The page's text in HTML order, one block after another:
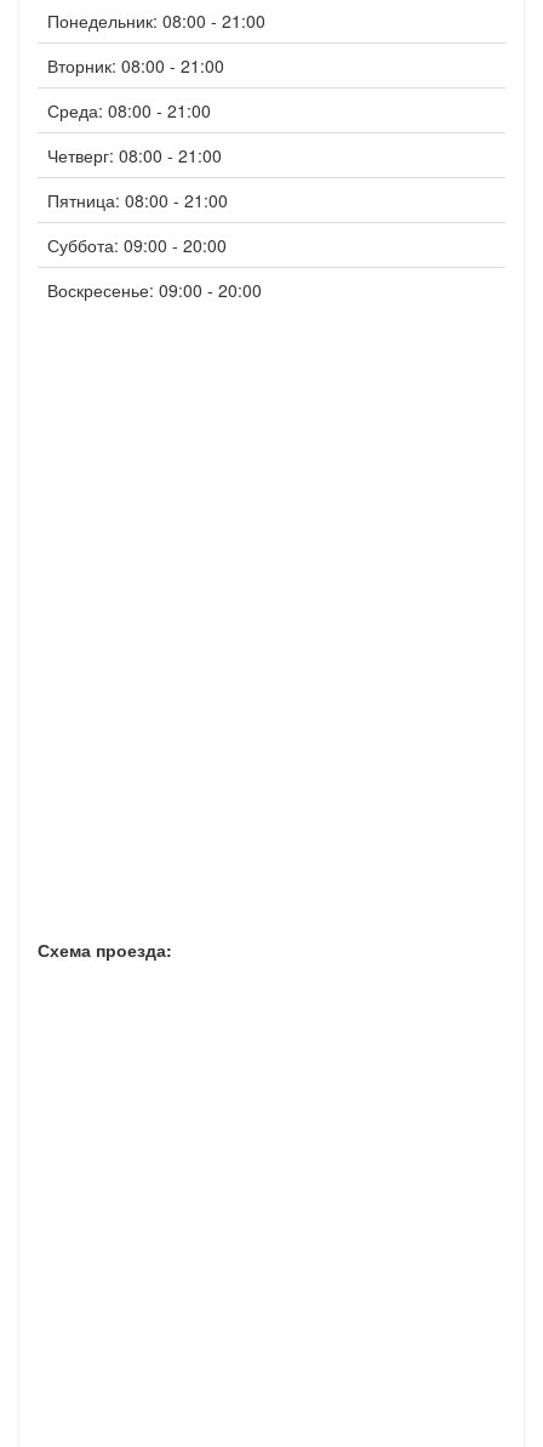
Понедельник: 08:00 - 21:00
Вторник: 08:00 - 21:00
Среда: 08:00 - 21:00
Четверг: 08:00 - 21:00
Пятница: 08:00 - 21:00
Суббота: 09:00 - 20:00
Воскресенье: 09:00 - 20:00
Схема проезда: